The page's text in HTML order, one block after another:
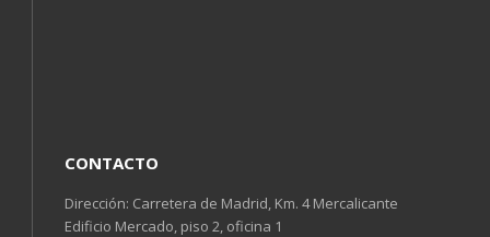
CONTACTO
Dirección: Carretera de Madrid, Km. 4 Mercalicante
Edificio Mercado, piso 2, oficina 1